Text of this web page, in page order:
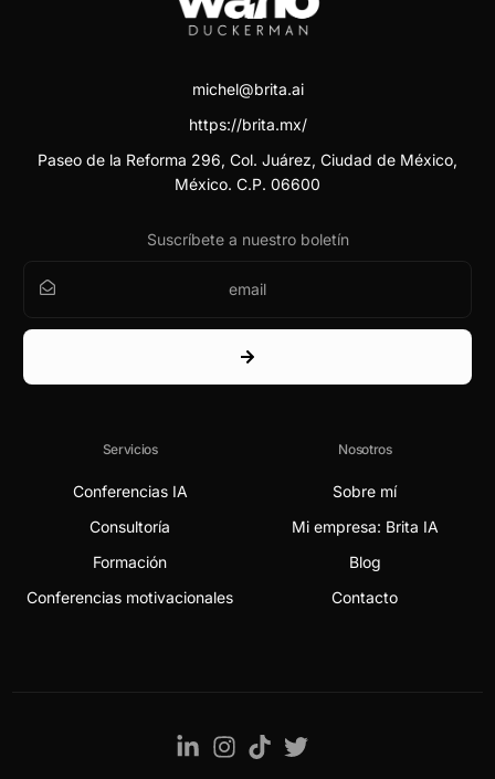
michel@brita.ai
https://brita.mx/
Paseo de la Reforma 296, Col. Juárez, Ciudad de México,
México. C.P. 06600
Suscríbete a nuestro boletín
Servicios
Conferencias IA
Consultoría
Formación
Conferencias motivacionales
Nosotros
Sobre mí
Mi empresa: Brita IA
Blog
Contacto